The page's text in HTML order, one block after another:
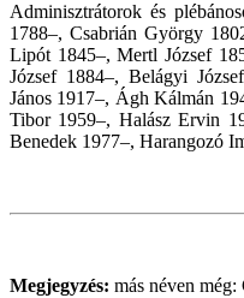
Adminisztrátorok és
1788–, Csabrián György
Lipót 1845–, Mertl József
József 1884–, Belágyi
János 1917–, Ágh Kálmán
Tibor 1959–, Halász Ervin
Benedek 1977–, Harangozó
Megjegyzés: más néven még: